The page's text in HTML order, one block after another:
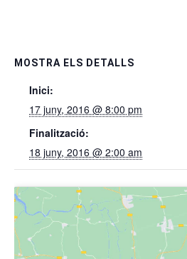
MOSTRA ELS DETALLS
Inici:
17 juny, 2016 @ 8:00 pm
Finalització:
18 juny, 2016 @ 2:00 am